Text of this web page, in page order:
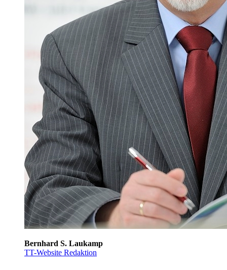
Bernhard S. Laukamp
TT-Website Redaktion